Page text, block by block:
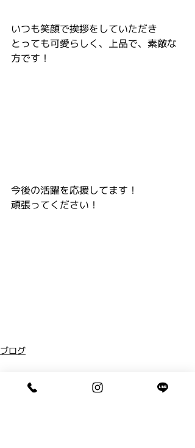
いつも笑顔で挨拶をしていただき
とっても可愛らしく、上品で、素敵な
方です！
今後の活躍を応援してます！
頑張ってください！
ブログ
コメント